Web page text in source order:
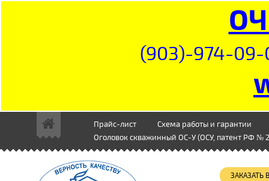
(903)-974-09-
Прайс-лист
Схема работы и гарантии
Оголовок скважинный ОС-У (ОСУ, патент РФ №